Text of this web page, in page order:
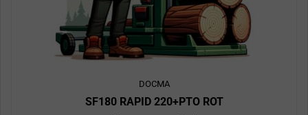
DOCMA
SF180 RAPID 220+PTO ROT